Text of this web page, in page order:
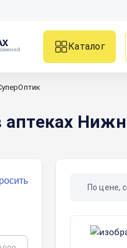
Каталог
аптеках
По цене,